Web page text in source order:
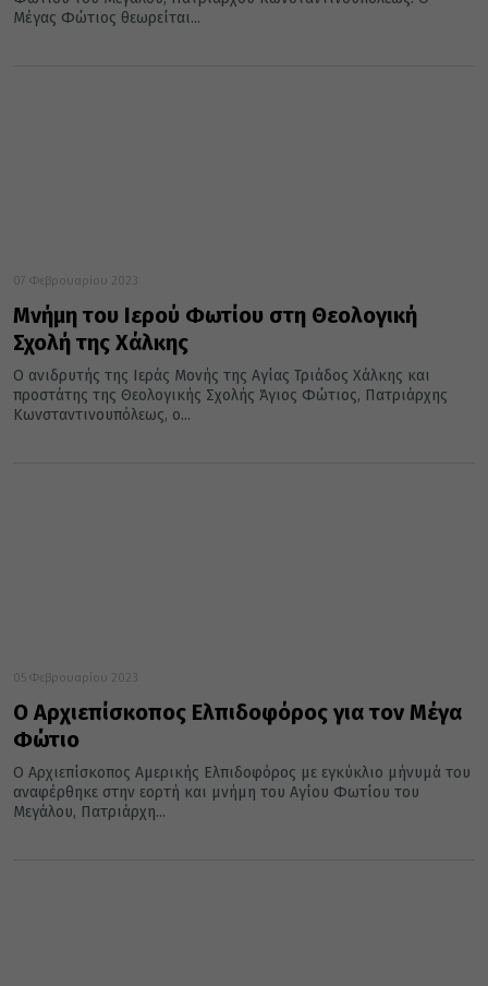
Μέγας Φώτιος θεωρείται...
07 Φεβρουαρίου 2023
Μνήμη του Ιερού Φωτίου στη Θεολογική
Σχολή της Χάλκης
Ο ανιδρυτής της Ιεράς Μονής της Αγίας Τριάδος Χάλκης και
προστάτης της Θεολογικής Σχολής Άγιος Φώτιος, Πατριάρχης
Κωνσταντινουπόλεως, ο...
05 Φεβρουαρίου 2023
Ο Αρχιεπίσκοπος Ελπιδοφόρος για τον Μέγα
Φώτιο
Ο Αρχιεπίσκοπος Αμερικής Ελπιδοφόρος με εγκύκλιο μήνυμά του
αναφέρθηκε στην εορτή και μνήμη του Αγίου Φωτίου του
Μεγάλου, Πατριάρχη...